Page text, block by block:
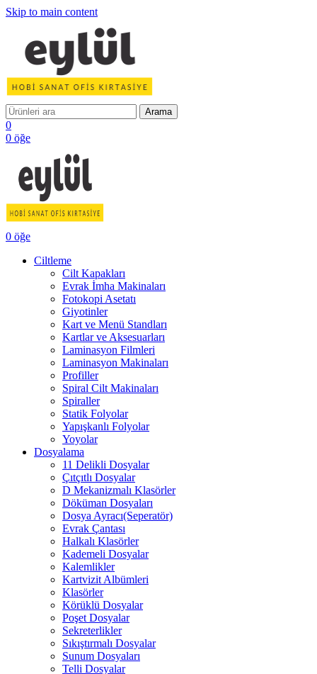
Skip to main content
Arama
0
0 öğe
0 öğe
Ciltleme
Cilt Kapakları
Evrak İmha Makinaları
Fotokopi Asetatı
Giyotinler
Kart ve Menü Standları
Kartlar ve Aksesuarları
Laminasyon Filmleri
Laminasyon Makinaları
Profiller
Spiral Cilt Makinaları
Spiraller
Statik Folyolar
Yapışkanlı Folyolar
Yoyolar
Dosyalama
11 Delikli Dosyalar
Çıtçıtlı Dosyalar
D Mekanizmalı Klasörler
Döküman Dosyaları
Dosya Ayracı(Seperatör)
Evrak Çantası
Halkalı Klasörler
Kademeli Dosyalar
Kalemlikler
Kartvizit Albümleri
Klasörler
Körüklü Dosyalar
Poşet Dosyalar
Sekreterlikler
Sıkıştırmalı Dosyalar
Sunum Dosyaları
Telli Dosyalar